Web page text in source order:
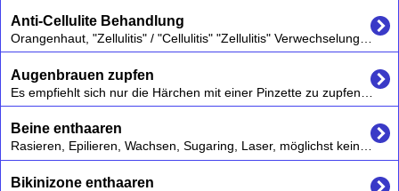
Anti-Cellulite Behandlung
Augenbrauen zupfen
Beine enthaaren
Bikinizone enthaaren